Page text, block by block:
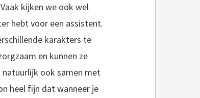
kijken we ook wel
hebt voor een assistent.
karakters te
en kunnen ze
ook samen met
heel fijn dat wanneer je